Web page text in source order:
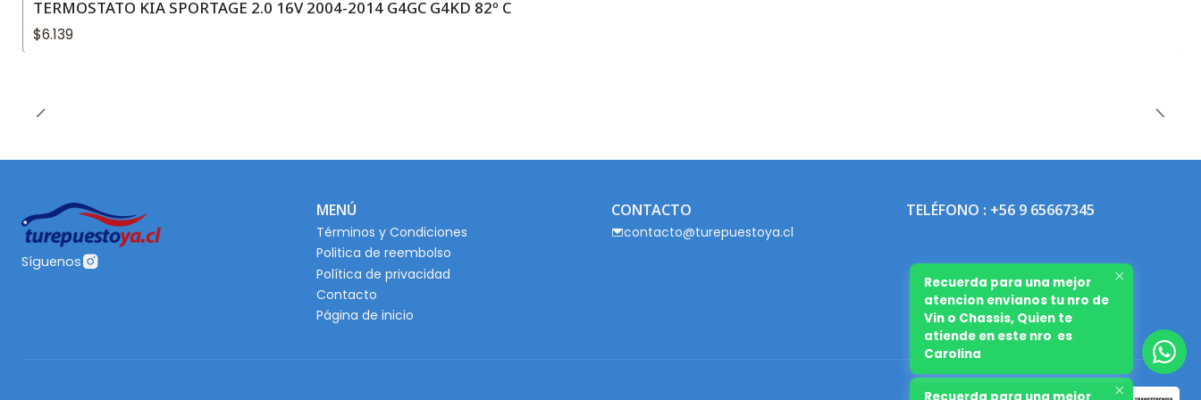
TERMOSTATO KIA SPORTAGE 2.0 16V 2004-2014 G4GC G4KD 82º C
$6.139
Síguenos
MENÚ
Términos y Condiciones
Politica de reembolso
Política de privacidad
Contacto
Página de inicio
CONTACTO
contacto@turepuestoya.cl
TELÉFONO : +56 9 65667345
Recuerda para una mejor
atencion envianos tu nro de
Vin o Chassis, Quien te
atiende en este nro es
Carolina